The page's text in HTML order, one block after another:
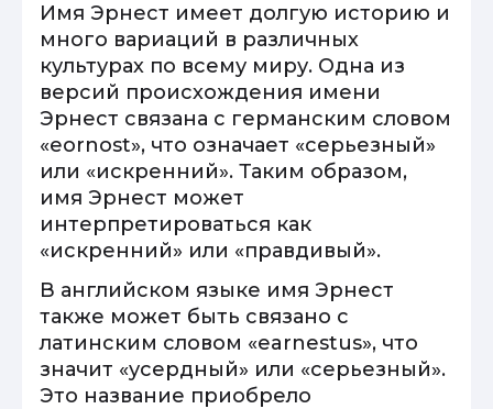
Имя Эрнест имеет долгую историю и
много вариаций в различных
культурах по всему миру. Одна из
версий происхождения имени
Эрнест связана с германским словом
«eornost», что означает «серьезный»
или «искренний». Таким образом,
имя Эрнест может
интерпретироваться как
«искренний» или «правдивый».
В английском языке имя Эрнест
также может быть связано с
латинским словом «earnestus», что
значит «усердный» или «серьезный».
Это название приобрело